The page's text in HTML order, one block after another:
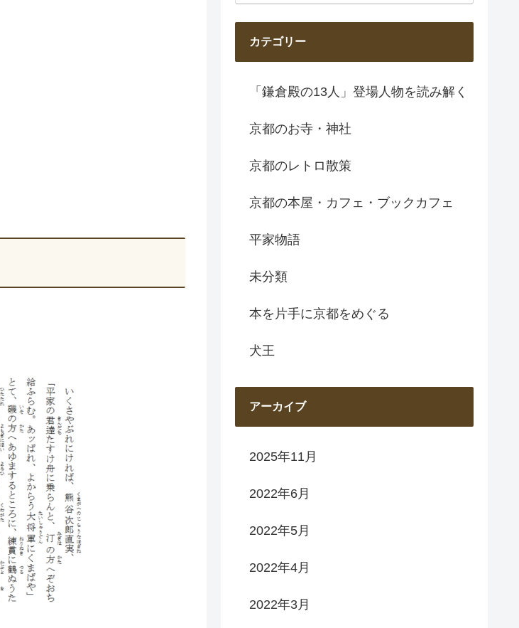
カテゴリー
「鎌倉殿の13人」登場人物を読み解く
京都のお寺・神社
京都のレトロ散策
京都の本屋・カフェ・ブックカフェ
平家物語
未分類
本を片手に京都をめぐる
犬王
アーカイブ
2025年11月
2022年6月
2022年5月
2022年4月
2022年3月